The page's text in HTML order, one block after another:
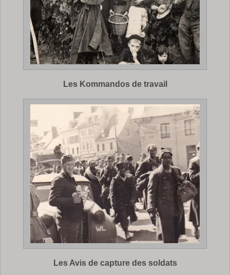
Les Kommandos de travail
Les Avis de capture des soldats